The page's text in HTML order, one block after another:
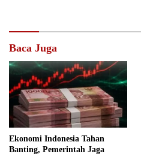
Baca Juga
Ekonomi Indonesia Tahan
Banting, Pemerintah Jaga